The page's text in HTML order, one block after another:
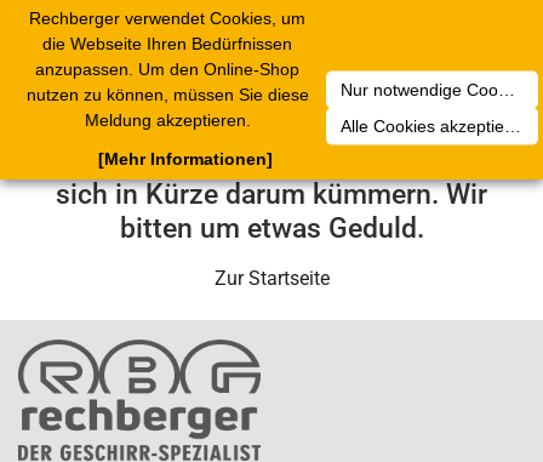
Rechberger verwendet Cookies, um
die Webseite Ihren Bedürfnissen
anzupassen. Um den Online-Shop
nutzen zu können, müssen Sie diese
Meldung akzeptieren.
Nur notwendige Cookies akzeptieren
Alle Cookies akzeptieren
[Mehr Informationen]
Leider ist ein technischer Fehler
aufgetreten. Unser Service-Team wird
sich in Kürze darum kümmern. Wir
bitten um etwas Geduld.
Zur Startseite